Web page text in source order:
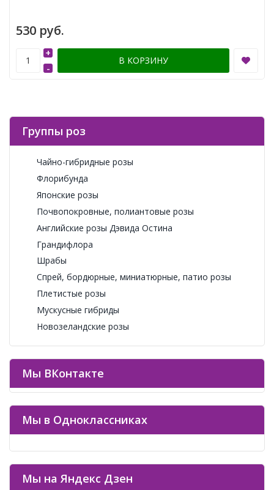
530 руб.
-
+
В КОРЗИНУ
Группы роз
Чайно-гибридные розы
Флорибунда
Японские розы
Почвопокровные, полиантовые розы
Английские розы Дэвида Остина
Грандифлора
Шрабы
Спрей, бордюрные, миниатюрные, патио розы
Плетистые розы
Мускусные гибриды
Новозеландские розы
Мы ВКонтакте
Мы в Одноклассниках
Мы на Яндекс Дзен